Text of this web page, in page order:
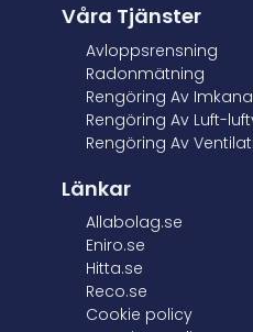
Våra Tjänster
Avloppsrensning
Radonmätning
Rengöring Av
Rengöring Av Luft-
Rengöring Av
Länkar
Allabolag.se
Eniro.se
Hitta.se
Reco.se
Cookie policy